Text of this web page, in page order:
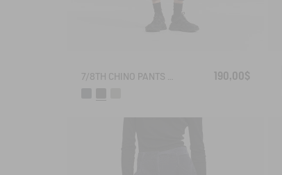
190,00$